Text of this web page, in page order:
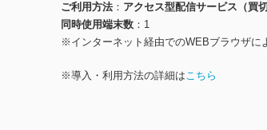
ご利用方法
アクセス型配信サービス（買切
同時使用端末数
1
※インターネット経由でのWEBブラウザに
※導入・利用方法の詳細はこちら